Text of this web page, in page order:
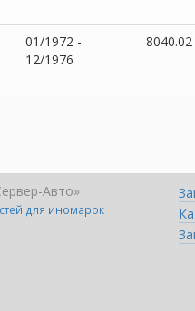
01/1972 -
12/1976
8040.02
Авто»
для иномарок